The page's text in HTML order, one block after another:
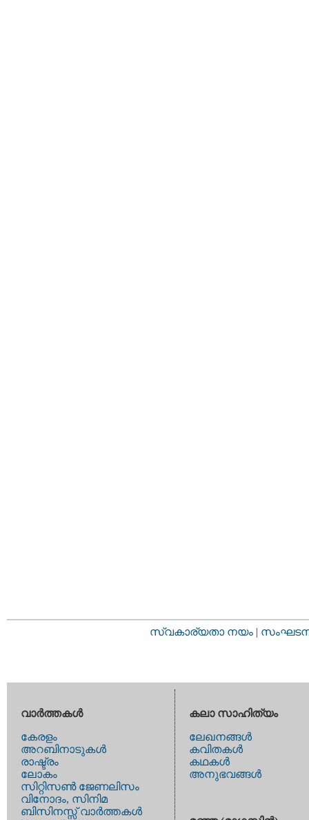
സ്വകാര്യതാ നയം |
വാര്‍ത്തകള്‍
കേരളം
അറബിനാടുകള്‍
രാഷ്ട്രം
ലോകം
സിറ്റിസണ്‍ ജേണലിസം
വിനോദം, സിനിമ
ബിസിനസ്സ് വാര്‍ത്തകള്‍
കലാ സാഹിത്യം
ലേഖനങ്ങള്‍
കവിതകള്‍
കഥകള്‍
അനുഭവങ്ങള്‍